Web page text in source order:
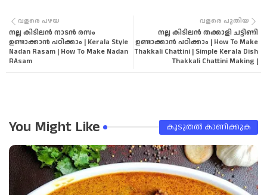
വളരെ പുതിയ
നല്ല കിടിലൻ തക്കാളി ചട്ടിണി
ഉണ്ടാക്കാൻ പഠിക്കാം | How To Make
Thakkali Chattini | Simple Kerala Dish
Thakkali Chattini Making |
വളരെ പഴയ
നല്ല കിടിലൻ നാടൻ രസം
ഉണ്ടാക്കാൻ പഠിക്കാം | Kerala Style
Nadan Rasam | How To Make Nadan
RAsam
You Might Like കൂടുതൽ‍ കാണിക്കുക